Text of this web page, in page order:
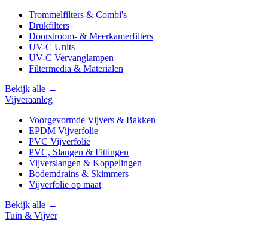
Trommelfilters & Combi's
Drukfilters
Doorstroom- & Meerkamerfilters
UV-C Units
UV-C Vervanglampen
Filtermedia & Materialen
Bekijk alle →
Vijveraanleg
Voorgevormde Vijvers & Bakken
EPDM Vijverfolie
PVC Vijverfolie
PVC, Slangen & Fittingen
Vijverslangen & Koppelingen
Bodemdrains & Skimmers
Vijverfolie op maat
Bekijk alle →
Tuin & Vijver